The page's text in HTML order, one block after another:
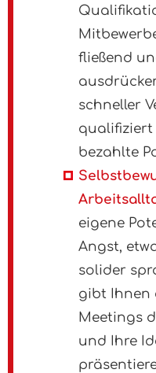
fließend
schneller
qualifiziert
bezahlte
eigene
Angst,
solider
gibt Ihnen
Meetings
und Ihre